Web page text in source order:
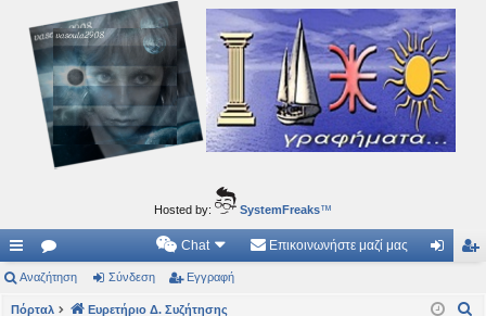
Ιδεογραφήματα
Αυτός ο τόπος φιλοδοξεί να ανοίγει μονοπάτια για τα συναρπαστικά και όμορφα ταξίδια του
Hosted by: SystemFreaks™
ρή
γο
.
Συ
Chat Επικοινωνήστε μαζί μας
δε ρα
Αναζήτηση Σύνδεση Εγγραφή
Πόρταλ Ευρετήριο Δ. Συζήτησης